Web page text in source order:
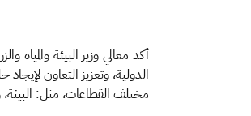
أكد معالي وزير البيئة والمياه
الدولية، وتعزيز التعاون
مختلف القطاعات، مثل: البيئة،